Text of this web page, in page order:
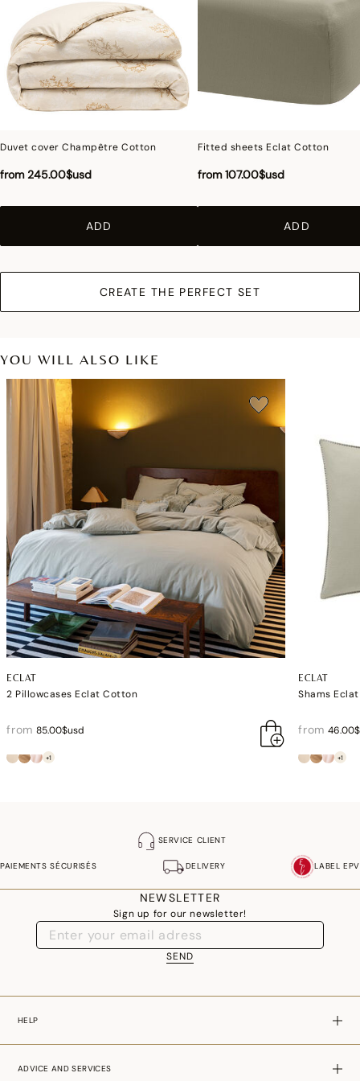
Duvet cover Champêtre Cotton
from 245.00$usd
ADD
Fitted sheets Eclat Cotton
from 107.00$usd
ADD
CREATE THE PERFECT SET
Washed cotton and linen : Our washed products, made in Portugal, are softer and
lighter.
YOU WILL ALSO LIKE
ECLAT
2 Pillowcases Eclat Cotton
from 85.00$usd
+1
ECLAT
Shams
from
+1
SERVICE CLIENT
PAIEMENTS SÉCURISÉS DELIVERY LABEL EPV
NEWSLETTER
Sign up for our newsletter!
SEND
HELP
ADVICE AND SERVICES